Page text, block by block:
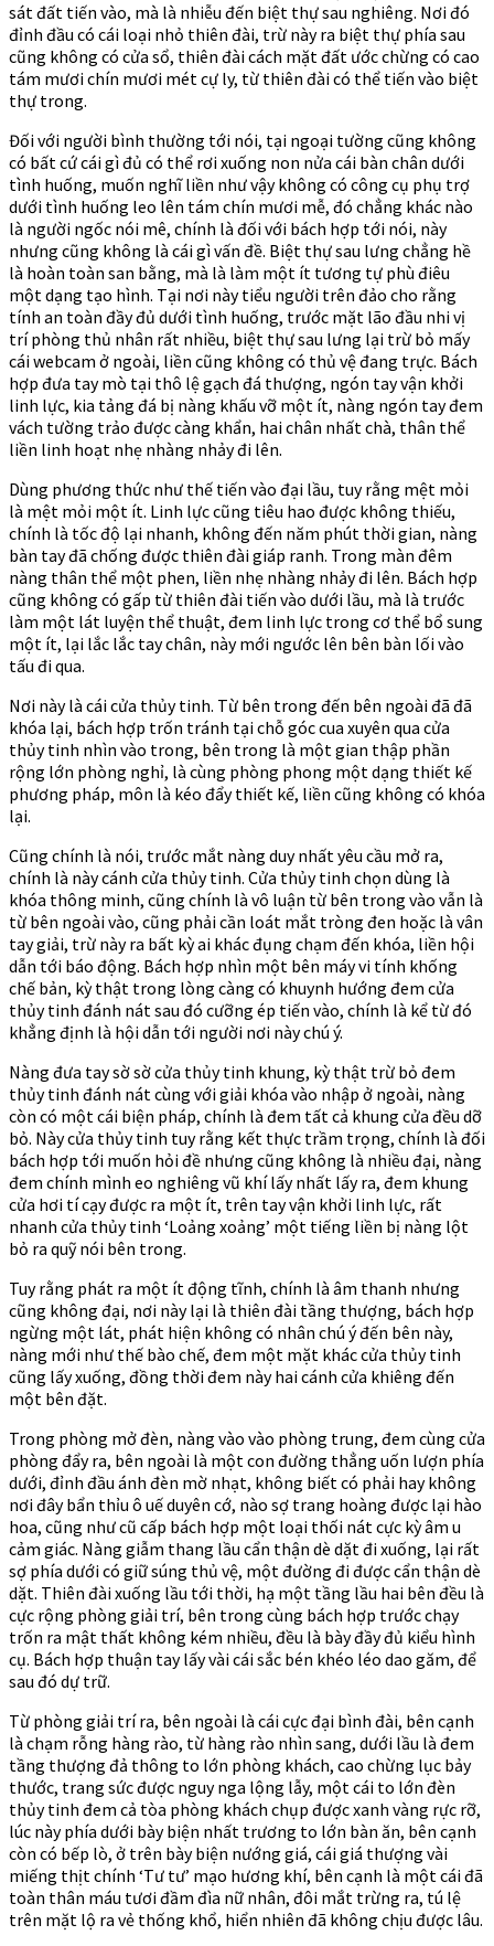
sát đất tiến vào, mà là nhiễu đến biệt thự sau nghiêng. Nơi đó
đỉnh đầu có cái loại nhỏ thiên đài, trừ này ra biệt thự phía sau
cũng không có cửa sổ, thiên đài cách mặt đất ước chừng có cao
tám mươi chín mươi mét cự ly, từ thiên đài có thể tiến vào biệt
thự trong.
Đối với người bình thường tới nói, tại ngoại tường cũng không
có bất cứ cái gì đủ có thể rơi xuống non nửa cái bàn chân dưới
tình huống, muốn nghĩ liền như vậy không có công cụ phụ trợ
dưới tình huống leo lên tám chín mươi mễ, đó chẳng khác nào
là người ngốc nói mê, chính là đối với bách hợp tới nói, này
nhưng cũng không là cái gì vấn đề. Biệt thự sau lưng chẳng hề
là hoàn toàn san bằng, mà là làm một ít tương tự phù điêu
một dạng tạo hình. Tại nơi này tiểu người trên đảo cho rằng
tính an toàn đầy đủ dưới tình huống, trước mặt lão đầu nhi vị
trí phòng thủ nhân rất nhiều, biệt thự sau lưng lại trừ bỏ mấy
cái webcam ở ngoài, liền cũng không có thủ vệ đang trực. Bách
hợp đưa tay mò tại thô lệ gạch đá thượng, ngón tay vận khởi
linh lực, kia tảng đá bị nàng khấu vỡ một ít, nàng ngón tay đem
vách tường trảo được càng khẩn, hai chân nhất chà, thân thể
liền linh hoạt nhẹ nhàng nhảy đi lên.
Dùng phương thức như thế tiến vào đại lầu, tuy rằng mệt mỏi
là mệt mỏi một ít. Linh lực cũng tiêu hao được không thiếu,
chính là tốc độ lại nhanh, không đến năm phút thời gian, nàng
bàn tay đã chống được thiên đài giáp ranh. Trong màn đêm
nàng thân thể một phen, liền nhẹ nhàng nhảy đi lên. Bách hợp
cũng không có gấp từ thiên đài tiến vào dưới lầu, mà là trước
làm một lát luyện thể thuật, đem linh lực trong cơ thể bổ sung
một ít, lại lắc lắc tay chân, này mới ngước lên bên bàn lối vào
tấu đi qua.
Nơi này là cái cửa thủy tinh. Từ bên trong đến bên ngoài đã đã
khóa lại, bách hợp trốn tránh tại chỗ góc cua xuyên qua cửa
thủy tinh nhìn vào trong, bên trong là một gian thập phần
rộng lớn phòng nghỉ, là cùng phòng phong một dạng thiết kế
phương pháp, môn là kéo đẩy thiết kế, liền cũng không có khóa
lại.
Cũng chính là nói, trước mắt nàng duy nhất yêu cầu mở ra,
chính là này cánh cửa thủy tinh. Cửa thủy tinh chọn dùng là
khóa thông minh, cũng chính là vô luận từ bên trong vào vẫn là
từ bên ngoài vào, cũng phải cần loát mắt tròng đen hoặc là vân
tay giải, trừ này ra bất kỳ ai khác đụng chạm đến khóa, liền hội
dẫn tới báo động. Bách hợp nhìn một bên máy vi tính khống
chế bản, kỳ thật trong lòng càng có khuynh hướng đem cửa
thủy tinh đánh nát sau đó cưỡng ép tiến vào, chính là kể từ đó
khẳng định là hội dẫn tới người nơi này chú ý.
Nàng đưa tay sờ sờ cửa thủy tinh khung, kỳ thật trừ bỏ đem
thủy tinh đánh nát cùng với giải khóa vào nhập ở ngoài, nàng
còn có một cái biện pháp, chính là đem tất cả khung cửa đều dỡ
bỏ. Này cửa thủy tinh tuy rằng kết thực trầm trọng, chính là đối
bách hợp tới muốn hỏi đề nhưng cũng không là nhiều đại, nàng
đem chính mình eo nghiêng vũ khí lấy nhất lấy ra, đem khung
cửa hơi tí cạy được ra một ít, trên tay vận khởi linh lực, rất
nhanh cửa thủy tinh ‘Loảng xoảng’ một tiếng liền bị nàng lột
bỏ ra quỹ nói bên trong.
Tuy rằng phát ra một ít động tĩnh, chính là âm thanh nhưng
cũng không đại, nơi này lại là thiên đài tầng thượng, bách hợp
ngừng một lát, phát hiện không có nhân chú ý đến bên này,
nàng mới như thế bào chế, đem một mặt khác cửa thủy tinh
cũng lấy xuống, đồng thời đem này hai cánh cửa khiêng đến
một bên đặt.
Trong phòng mở đèn, nàng vào vào phòng trung, đem cùng cửa
phòng đẩy ra, bên ngoài là một con đường thẳng uốn lượn phía
dưới, đỉnh đầu ánh đèn mờ nhạt, không biết có phải hay không
nơi đây bẩn thỉu ô uế duyên cớ, nào sợ trang hoàng được lại hào
hoa, cũng như cũ cấp bách hợp một loại thối nát cực kỳ âm u
cảm giác. Nàng giẫm thang lầu cẩn thận dè dặt đi xuống, lại rất
sợ phía dưới có giữ súng thủ vệ, một đường đi được cẩn thận dè
dặt. Thiên đài xuống lầu tới thời, hạ một tầng lầu hai bên đều là
cực rộng phòng giải trí, bên trong cùng bách hợp trước chạy
trốn ra mật thất không kém nhiều, đều là bày đầy đủ kiểu hình
cụ. Bách hợp thuận tay lấy vài cái sắc bén khéo léo dao găm, để
sau đó dự trữ.
Từ phòng giải trí ra, bên ngoài là cái cực đại bình đài, bên cạnh
là chạm rỗng hàng rào, từ hàng rào nhìn sang, dưới lầu là đem
tầng thượng đả thông to lớn phòng khách, cao chừng lục bảy
thước, trang sức được nguy nga lộng lẫy, một cái to lớn đèn
thủy tinh đem cả tòa phòng khách chụp được xanh vàng rực rỡ,
lúc này phía dưới bày biện nhất trương to lớn bàn ăn, bên cạnh
còn có bếp lò, ở trên bày biện nướng giá, cái giá thượng vài
miếng thịt chính ‘Tư tư’ mạo hương khí, bên cạnh là một cái đã
toàn thân máu tươi đầm đìa nữ nhân, đôi mắt trừng ra, tú lệ
trên mặt lộ ra vẻ thống khổ, hiển nhiên đã không chịu được lâu.